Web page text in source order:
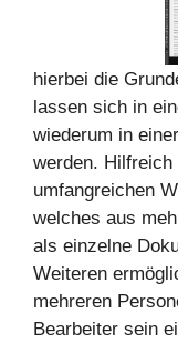
hierbei die
lassen sich in
wiederum in
werden.
umfangreichen
welches aus
als einzelne
Weiteren
mehreren
Bearbeiter sein